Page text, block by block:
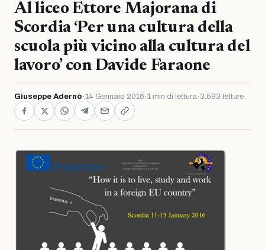
Al liceo Ettore Majorana di
Scordia ‘Per una cultura della
scuola più vicino alla cultura del
lavoro’ con Davide Faraone
Giuseppe Adernò ·14 Gennaio 2016 ·1 min di lettura· 3.593 letture